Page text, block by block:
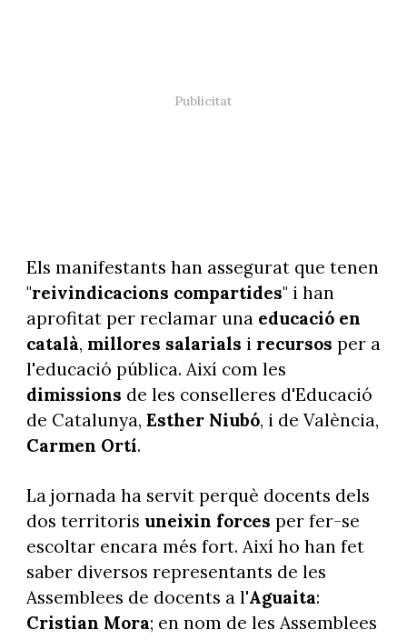
Els manifestants han assegurat que tenen
"reivindicacions compartides" i han
aprofitat per reclamar una educació en
català, millores salarials i recursos per a
l'educació pública. Així com les
dimissions de les conselleres d'Educació
de Catalunya, Esther Niubó, i de València,
Carmen Ortí.
La jornada ha servit perquè docents dels
dos territoris uneixin forces per fer-se
escoltar encara més fort. Així ho han fet
saber diversos representants de les
Assemblees de docents a l'Aguaita:
Cristian Mora; en nom de les Assemblees